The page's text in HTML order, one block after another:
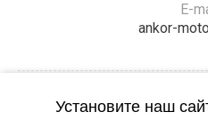
E-
ankor-
Полное или частичное копирование
владельца
Установите наш